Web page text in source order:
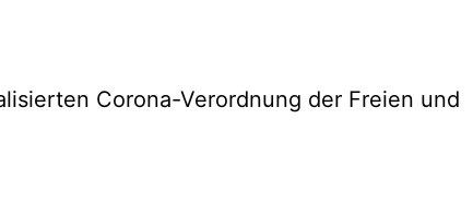
Corona-Verordnung der Freien und